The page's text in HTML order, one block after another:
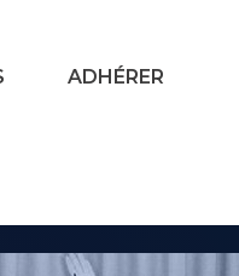
ADHÉRER